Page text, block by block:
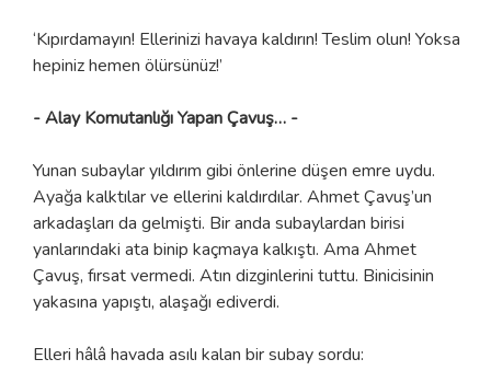
‘Kıpırdamayın! Ellerinizi havaya kaldırın! Teslim olun! Yoksa
hepiniz hemen ölürsünüz!’
- Alay Komutanlığı Yapan Çavuş… -
Yunan subaylar yıldırım gibi önlerine düşen emre uydu.
Ayağa kalktılar ve ellerini kaldırdılar. Ahmet Çavuş’un
arkadaşları da gelmişti. Bir anda subaylardan birisi
yanlarındaki ata binip kaçmaya kalkıştı. Ama Ahmet
Çavuş, fırsat vermedi. Atın dizginlerini tuttu. Binicisinin
yakasına yapıştı, alaşağı ediverdi.
Elleri hâlâ havada asılı kalan bir subay sordu: